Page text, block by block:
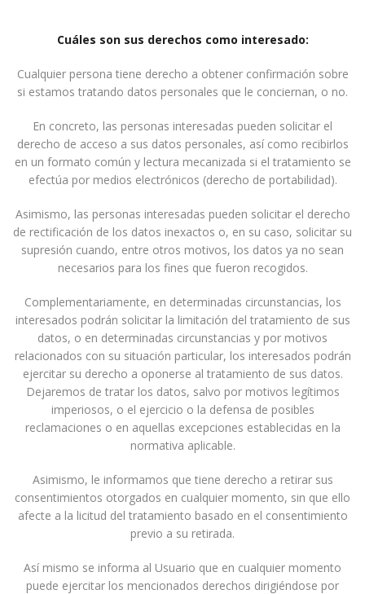
Cuáles son sus derechos como interesado:
Cualquier persona tiene derecho a obtener confirmación sobre
si estamos tratando datos personales que le conciernan, o no.
En concreto, las personas interesadas pueden solicitar el
derecho de acceso a sus datos personales, así como recibirlos
en un formato común y lectura mecanizada si el tratamiento se
efectúa por medios electrónicos (derecho de portabilidad).
Asimismo, las personas interesadas pueden solicitar el derecho
de rectificación de los datos inexactos o, en su caso, solicitar su
supresión cuando, entre otros motivos, los datos ya no sean
necesarios para los fines que fueron recogidos.
Complementariamente, en determinadas circunstancias, los
interesados podrán solicitar la limitación del tratamiento de sus
datos, o en determinadas circunstancias y por motivos
relacionados con su situación particular, los interesados podrán
ejercitar su derecho a oponerse al tratamiento de sus datos.
Dejaremos de tratar los datos, salvo por motivos legítimos
imperiosos, o el ejercicio o la defensa de posibles
reclamaciones o en aquellas excepciones establecidas en la
normativa aplicable.
Asimismo, le informamos que tiene derecho a retirar sus
consentimientos otorgados en cualquier momento, sin que ello
afecte a la licitud del tratamiento basado en el consentimiento
previo a su retirada.
Así mismo se informa al Usuario que en cualquier momento
puede ejercitar los mencionados derechos dirigiéndose por